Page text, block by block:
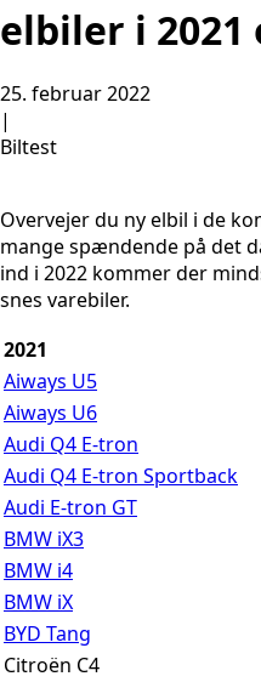
elbiler i 2021
25. februar 2022
|
Biltest
Overvejer du ny elbil i de
mange spændende på det
ind i 2022 kommer der
snes varebiler.
2021
Aiways U5
Aiways U6
Audi Q4 E-tron
Audi Q4 E-tron Sportback
Audi E-tron GT
BMW iX3
BMW i4
BMW iX
BYD Tang
Citroën C4